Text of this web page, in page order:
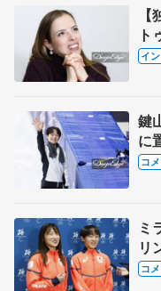
「
イ
鍵
に
が
コ
ミ
リ
空
コ